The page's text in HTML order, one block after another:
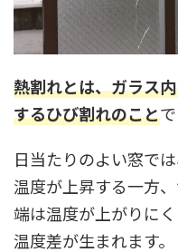
熱割れとは、ガラス
するひび割れのことで
日当たりのよい窓で
温度が上昇する一方
端は温度が上がりに
温度差が生まれます。